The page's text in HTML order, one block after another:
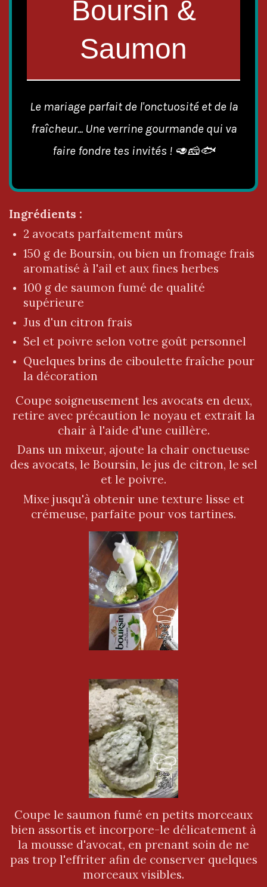
Boursin &
Saumon
Le mariage parfait de l'onctuosité et de la
fraîcheur... Une verrine gourmande qui va
faire fondre tes invités ! 🥑🧀🐟
Ingrédients :
2 avocats parfaitement mûrs
150 g de Boursin, ou bien un fromage frais
aromatisé à l'ail et aux fines herbes
100 g de saumon fumé de qualité
supérieure
Jus d'un citron frais
Sel et poivre selon votre goût personnel
Quelques brins de ciboulette fraîche pour
la décoration
Coupe soigneusement les avocats en deux,
retire avec précaution le noyau et extrait la
chair à l'aide d'une cuillère.
Dans un mixeur, ajoute la chair onctueuse
des avocats, le Boursin, le jus de citron, le sel
et le poivre.
Mixe jusqu'à obtenir une texture lisse et
crémeuse, parfaite pour vos tartines.
Coupe le saumon fumé en petits morceaux
bien assortis et incorpore-le délicatement à
la mousse d'avocat, en prenant soin de ne
pas trop l'effriter afin de conserver quelques
morceaux visibles.